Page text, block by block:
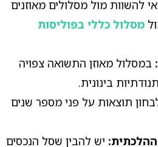
להשוות מול מסלולים מאוזנים
מסלול כללי בפוליסות
במסלול מאוזן התשואה צפויה
בינונית.
תוצאות על פני מספר שנים
יש להבין שסל הנכסים